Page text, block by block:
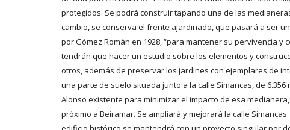
protegidos. Se podrá construir tapando una de las
cambio, se conserva el frente ajardinado, que pasará a ser
por Gómez Román en 1928, “para mantener su pervivencia
tendrán que hacer un estudio sobre los elementos y
otros, además de preservar los jardines con ejemplares de
una parte de suelo situada junto a la calle Simancas, de
Alonso existente para minimizar el impacto de esa
próximo a Beiramar. Se ampliará y mejorará la calle